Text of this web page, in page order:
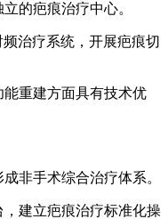
的疤痕治疗中心。
治疗系统，开展疤痕切
重建方面具有技术优
非手术综合治疗体系。
建立疤痕治疗标准化操